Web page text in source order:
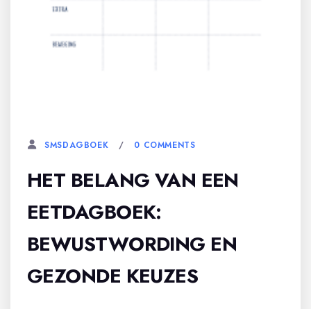
SMSDAGBOEK 0 COMMENTS
HET BELANG VAN EEN
EETDAGBOEK:
BEWUSTWORDING EN
GEZONDE KEUZES